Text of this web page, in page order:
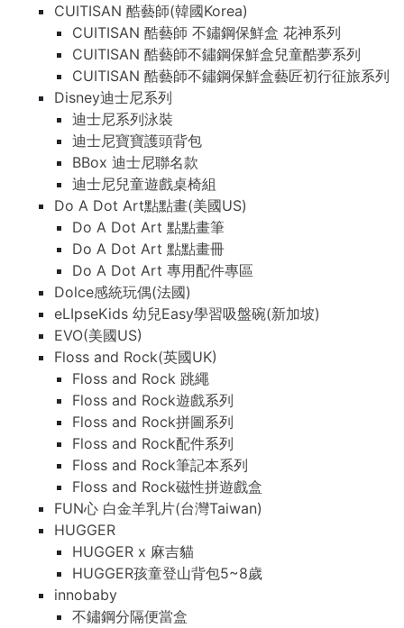
CUITISAN 酷藝師(韓國Korea)
CUITISAN 酷藝師 不鏽鋼保鮮盒 花神系列
CUITISAN 酷藝師不鏽鋼保鮮盒兒童酷夢系列
CUITISAN 酷藝師不鏽鋼保鮮盒藝匠初行征旅系列
Disney迪士尼系列
迪士尼系列泳裝
迪士尼寶寶護頭背包
BBox 迪士尼聯名款
迪士尼兒童遊戲桌椅組
Do A Dot Art點點畫(美國US)
Do A Dot Art 點點畫筆
Do A Dot Art 點點畫冊
Do A Dot Art 專用配件專區
Dolce感統玩偶(法國)
eLIpseKids 幼兒Easy學習吸盤碗(新加坡)
EVO(美國US)
Floss and Rock(英國UK)
Floss and Rock 跳繩
Floss and Rock遊戲系列
Floss and Rock拼圖系列
Floss and Rock配件系列
Floss and Rock筆記本系列
Floss and Rock磁性拼遊戲盒
FUN心 白金羊乳片(台灣Taiwan)
HUGGER
HUGGER x 麻吉貓
HUGGER孩童登山背包5~8歲
innobaby
不鏽鋼分隔便當盒